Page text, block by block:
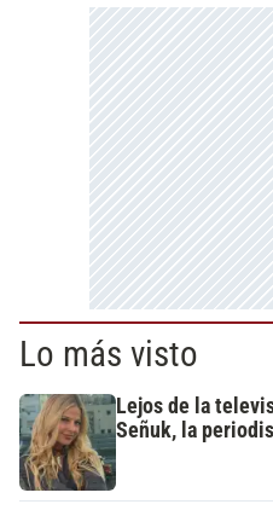
Lo más visto
Lejos de la
Señuk, la